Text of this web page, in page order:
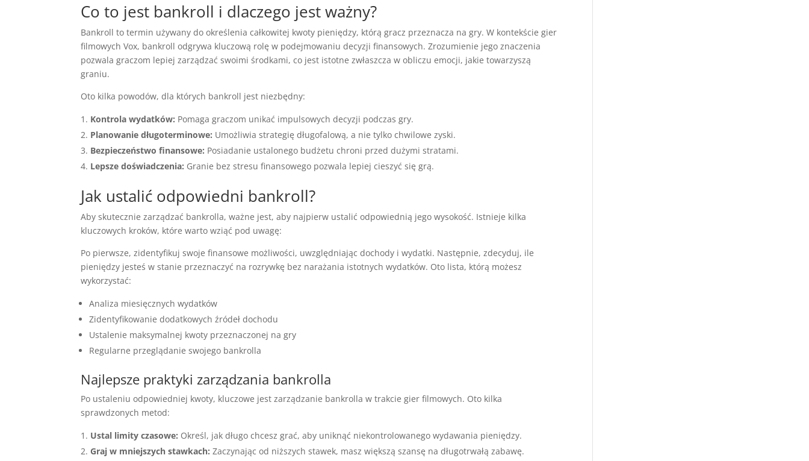
Co to jest bankroll i dlaczego jest ważny?
Bankroll to termin używany do określenia całkowitej kwoty pieniędzy, którą gracz przeznacza na gry. W kontekście gier
filmowych Vox, bankroll odgrywa kluczową rolę w podejmowaniu decyzji finansowych. Zrozumienie jego znaczenia
pozwala graczom lepiej zarządzać swoimi środkami, co jest istotne zwłaszcza w obliczu emocji, jakie towarzyszą
graniu.
Oto kilka powodów, dla których bankroll jest niezbędny:
Kontrola wydatków: Pomaga graczom unikać impulsowych decyzji podczas gry.
Planowanie długoterminowe: Umożliwia strategię długofalową, a nie tylko chwilowe zyski.
Bezpieczeństwo finansowe: Posiadanie ustalonego budżetu chroni przed dużymi stratami.
Lepsze doświadczenia: Granie bez stresu finansowego pozwala lepiej cieszyć się grą.
Jak ustalić odpowiedni bankroll?
Aby skutecznie zarządzać bankrolla, ważne jest, aby najpierw ustalić odpowiednią jego wysokość. Istnieje kilka
kluczowych kroków, które warto wziąć pod uwagę:
Po pierwsze, zidentyfikuj swoje finansowe możliwości, uwzględniając dochody i wydatki. Następnie, zdecyduj, ile
pieniędzy jesteś w stanie przeznaczyć na rozrywkę bez narażania istotnych wydatków. Oto lista, którą możesz
wykorzystać:
Analiza miesięcznych wydatków
Zidentyfikowanie dodatkowych źródeł dochodu
Ustalenie maksymalnej kwoty przeznaczonej na gry
Regularne przeglądanie swojego bankrolla
Najlepsze praktyki zarządzania bankrolla
Po ustaleniu odpowiedniej kwoty, kluczowe jest zarządzanie bankrolla w trakcie gier filmowych. Oto kilka
sprawdzonych metod:
Ustal limity czasowe: Określ, jak długo chcesz grać, aby uniknąć niekontrolowanego wydawania pieniędzy.
Graj w mniejszych stawkach: Zaczynając od niższych stawek, masz większą szansę na długotrwałą zabawę.